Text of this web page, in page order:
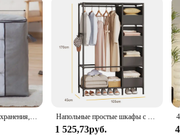
design ensures that you can effortlessly
who are on the go or have limited space. With
your life and enhancing your wardrobe
Складная сумка для хранения, органайзер для одежды, водонепроницаемый Оксфорд, прозрачное окно, органайзер для одежды, домашний нетканый ящик для хранения Напольные простые шкафы с ящиками, большая вместимость, открытый шкаф для хранения в спальне, пылезащитная полка для шкафа
1 525,73руб.